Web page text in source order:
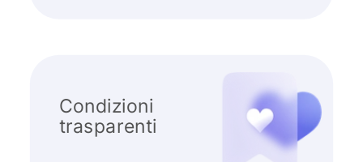
Condizioni
trasparenti